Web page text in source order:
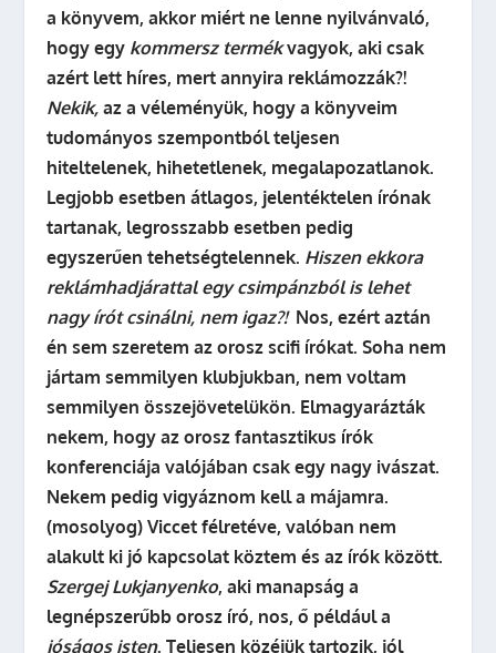
a könyvem, akkor miért ne lenne nyilvánvaló,
hogy egy kommersz termékvagyok, aki csak
azért lett híres, mert annyira reklámozzák?!
Nekik, az a véleményük, hogy a könyveim
tudományos szempontból teljesen
hiteltelenek, hihetetlenek, megalapozatlanok.
Legjobb esetben átlagos, jelentéktelen írónak
tartanak, legrosszabb esetben pedig
egyszerűen tehetségtelennek. Hiszen ekkora
reklámhadjárattal egy csimpánzból is lehet
nagy írót csinálni, nem igaz?! Nos, ezért aztán
én sem szeretem az orosz scifi írókat. Soha nem
jártam semmilyen klubjukban, nem voltam
semmilyen összejövetelükön. Elmagyarázták
nekem, hogy az orosz fantasztikus írók
konferenciája valójában csak egy nagy ivászat.
Nekem pedig vigyáznom kell a májamra.
(mosolyog) Viccet félretéve, valóban nem
alakult ki jó kapcsolat köztem és az írók között.
Szergej Lukjanyenko, aki manapság a
legnépszerűbb orosz író, nos, ő például a
jóságos isten. Teljesen közéjük tartozik, jól